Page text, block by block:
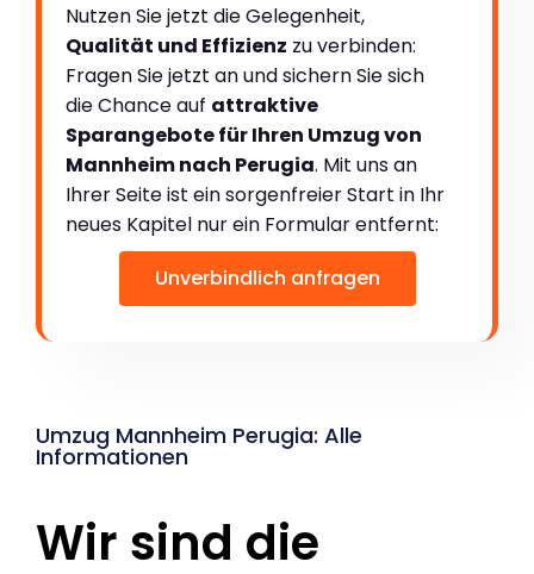
Nutzen Sie jetzt die Gelegenheit,
Qualität und Effizienz zu verbinden:
Fragen Sie jetzt an und sichern Sie sich
die Chance auf attraktive
Sparangebote für Ihren Umzug von
Mannheim nach Perugia. Mit uns an
Ihrer Seite ist ein sorgenfreier Start in Ihr
neues Kapitel nur ein Formular entfernt:
Unverbindlich anfragen
Umzug Mannheim Perugia: Alle
Informationen
Wir sind die